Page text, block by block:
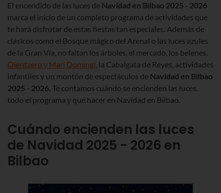
El encendido de las luces de Navidad en Bilbao 2025 - 2026
marca el inicio de un completo programa de actividades que
te hará disfrutar de estas fiestas tan especiales. Además de
clásicos como el Bosque mágico del Arenal o las luces azules
de la Gran Vía, no faltan los árboles, el mercado, los belenes,
Olentzero y Mari Domingi, la Cabalgata de Reyes, actividades
infantiles y un montón de espectáculos de Navidad en Bilbao
2025 - 2026. Te contamos cuándo se encienden las luces,
todo el programa y qué hacer en Navidad en Bilbao.
Cuándo encienden las luces
de Navidad 2025 - 2026 en
Bilbao